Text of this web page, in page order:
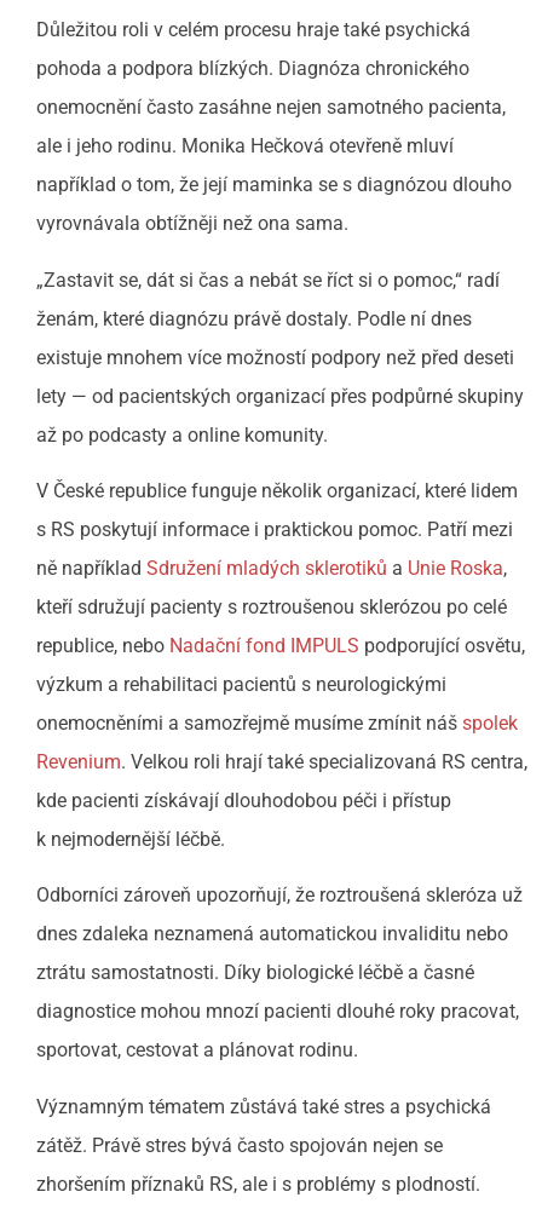
Důležitou roli v celém procesu hraje také psychická
pohoda a podpora blízkých. Diagnóza chronického
onemocnění často zasáhne nejen samotného pacienta,
ale i jeho rodinu. Monika Hečková otevřeně mluví
například o tom, že její maminka se s diagnózou dlouho
vyrovnávala obtížněji než ona sama.
„Zastavit se, dát si čas a nebát se říct si o pomoc,“ radí
ženám, které diagnózu právě dostaly. Podle ní dnes
existuje mnohem více možností podpory než před deseti
lety — od pacientských organizací přes podpůrné skupiny
až po podcasty a online komunity.
V České republice funguje několik organizací, které lidem
s RS poskytují informace i praktickou pomoc. Patří mezi
ně například Sdružení mladých sklerotiků a Unie Roska,
kteří sdružují pacienty s roztroušenou sklerózou po celé
republice, nebo Nadační fond IMPULS podporující osvětu,
výzkum a rehabilitaci pacientů s neurologickými
onemocněními a samozřejmě musíme zmínit náš spolek
Revenium. Velkou roli hrají také specializovaná RS centra,
kde pacienti získávají dlouhodobou péči i přístup
k nejmodernější léčbě.
Odborníci zároveň upozorňují, že roztroušená skleróza už
dnes zdaleka neznamená automatickou invaliditu nebo
ztrátu samostatnosti. Díky biologické léčbě a časné
diagnostice mohou mnozí pacienti dlouhé roky pracovat,
sportovat, cestovat a plánovat rodinu.
Významným tématem zůstává také stres a psychická
zátěž. Právě stres bývá často spojován nejen se
zhoršením příznaků RS, ale i s problémy s plodností.